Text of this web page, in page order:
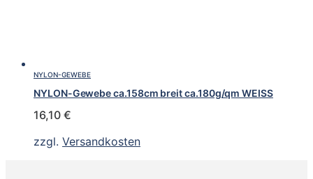
NYLON-GEWEBE
NYLON-Gewebe ca.158cm breit ca.180g/qm WEISS
16,10 €
zzgl. Versandkosten